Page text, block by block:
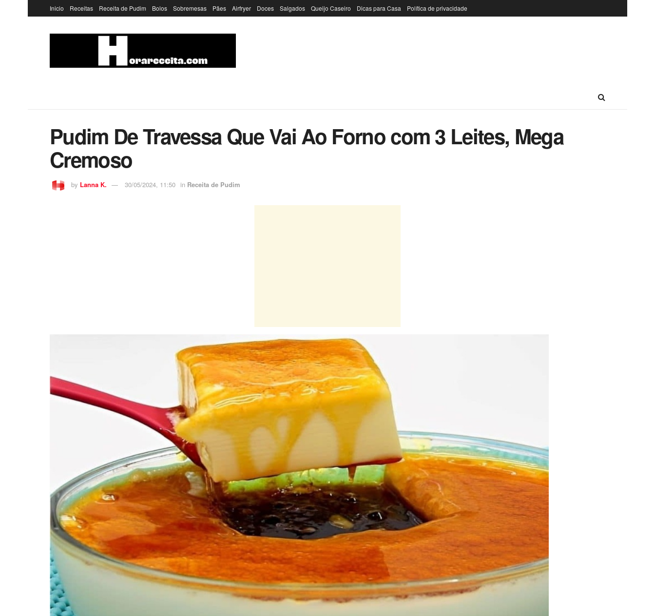
Inicio Receitas Receita de Pudim Bolos Sobremesas Pães Airfryer Doces Salgados Queijo Caseiro Dicas para Casa Política de privacidade
Pudim De Travessa Que Vai Ao Forno com 3 Leites, Mega
Cremoso
by Lanna K. 30/05/2024, 11:50 in Receita de Pudim